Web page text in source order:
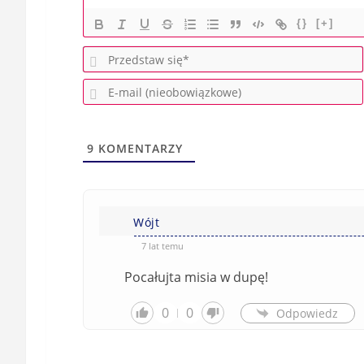
{} [+]
P
r
E
-
9 KOMENTARZY
Wójt
7 lat temu
Pocałujta misia w dupę!
0
0 Odpowiedz